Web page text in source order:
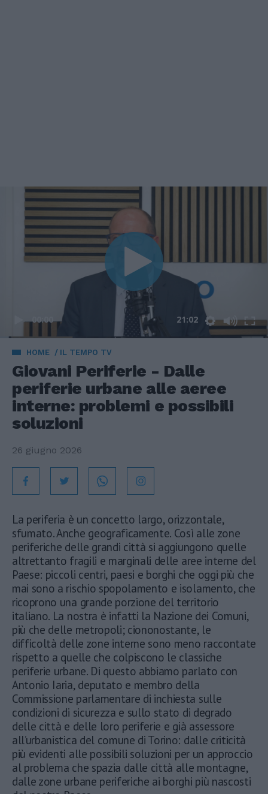
00:00 21:02
HOME IL TEMPO TV
Giovani Periferie - Dalle
periferie urbane alle aeree
interne: problemi e possibili
soluzioni
26 giugno 2026
La periferia è un concetto largo, orizzontale,
sfumato. Anche geograficamente. Così alle zone
periferiche delle grandi città si aggiungono quelle
altrettanto fragili e marginali delle aree interne del
Paese: piccoli centri, paesi e borghi che oggi più che
mai sono a rischio spopolamento e isolamento, che
ricoprono una grande porzione del territorio
italiano. La nostra è infatti la Nazione dei Comuni,
più che delle metropoli; ciononostante, le
difficoltà delle zone interne sono meno raccontate
rispetto a quelle che colpiscono le classiche
periferie urbane. Di questo abbiamo parlato con
Antonio Iaria, deputato e membro della
Commissione parlamentare di inchiesta sulle
condizioni di sicurezza e sullo stato di degrado
delle città e delle loro periferie e già assessore
all’urbanistica del comune di Torino: dalle criticità
più evidenti alle possibili soluzioni per un approccio
al problema che spazia dalle città alle montagne,
dalle zone urbane periferiche ai borghi più nascosti